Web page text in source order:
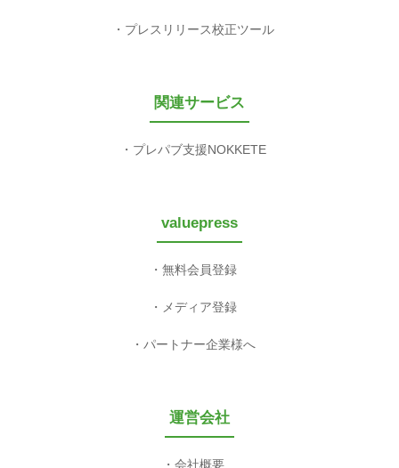
プレスリリース校正ツール
関連サービス
プレパブ支援NOKKETE
valuepress
無料会員登録
メディア登録
パートナー企業様へ
運営会社
会社概要